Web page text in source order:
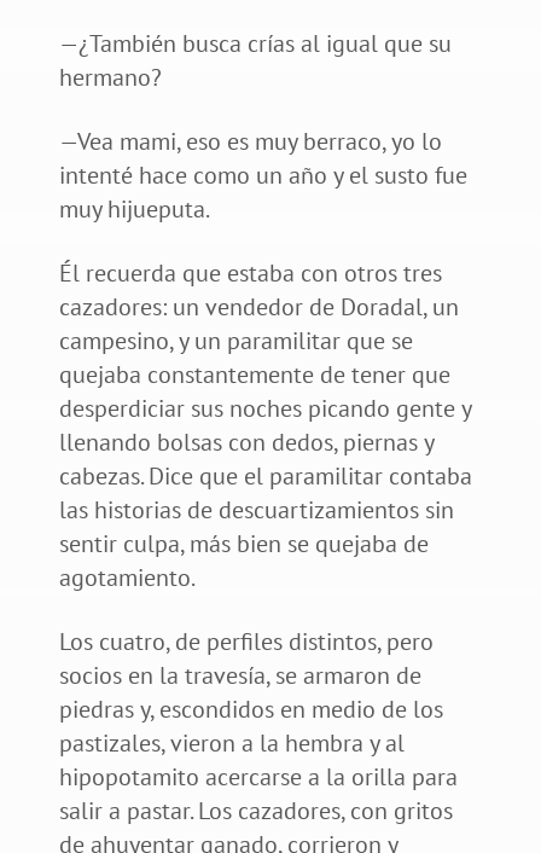
—¿También busca crías al igual que su
hermano?
—Vea mami, eso es muy berraco, yo lo
intenté hace como un año y el susto fue
muy hijueputa.
Él recuerda que estaba con otros tres
cazadores: un vendedor de Doradal, un
campesino, y un paramilitar que se
quejaba constantemente de tener que
desperdiciar sus noches picando gente y
llenando bolsas con dedos, piernas y
cabezas. Dice que el paramilitar contaba
las historias de descuartizamientos sin
sentir culpa, más bien se quejaba de
agotamiento.
Los cuatro, de perfiles distintos, pero
socios en la travesía, se armaron de
piedras y, escondidos en medio de los
pastizales, vieron a la hembra y al
hipopotamito acercarse a la orilla para
salir a pastar. Los cazadores, con gritos
de ahuyentar ganado, corrieron y